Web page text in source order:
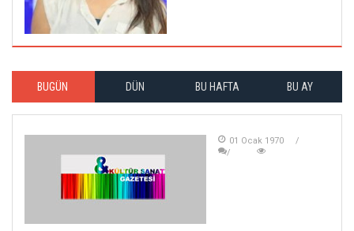
BUGÜN DÜN BU HAFTA BU AY
01 Ocak 1970